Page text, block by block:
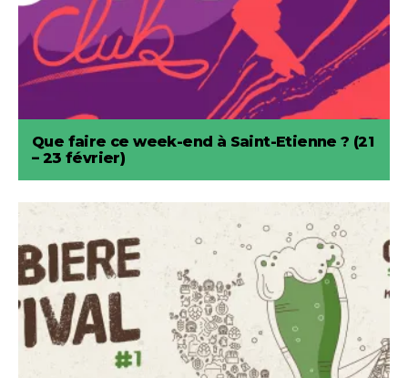
Que faire ce week-end à Saint-Etienne ? (21
– 23 février)